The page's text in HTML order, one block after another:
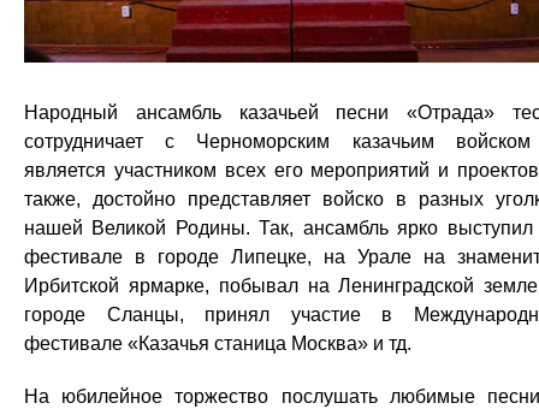
Народный ансамбль казачьей песни «Отрада»
сотрудничает с Черноморским казачьим
является участником всех его мероприятий и
также, достойно представляет войско в разных
нашей Великой Родины. Так, ансамбль ярко выступил
фестивале в городе Липецке, на Урале на
Ирбитской ярмарке, побывал на Ленинградской
городе Сланцы, принял участие в
фестивале «Казачья станица Москва» и тд.
На юбилейное торжество послушать любимые